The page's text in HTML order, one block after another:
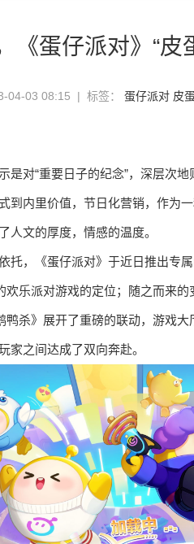
蛋仔派对》“皮
04-03 08:15 | 标签： 蛋仔派对 皮
是对“重要日子的纪念”，深层次
到内里价值，节日化营销，作为
人文的厚度，情感的温度。
托，《蛋仔派对》于近日推出专
乐派对游戏的定位；随之而来
鸭杀》展开了重磅的联动，游戏
家之间达成了双向奔赴。